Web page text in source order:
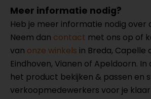
Meer informatie nodig?
Heb je meer informatie nodig over
Neem dan contact met ons op of
van onze winkels in Breda, Capelle
Eindhoven, Vianen of Apeldoorn. In
het product bekijken & passen en
verkoopmedewerkers voor je